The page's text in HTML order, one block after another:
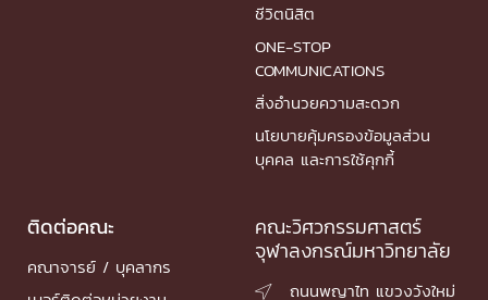
ชีวิตนิสิต
ONE-STOP
COMMUNICATIONS
สิ่งอำนวยความสะดวก
นโยบายคุ้มครองข้อมูลส่วน
บุคคล และการใช้คุกกี้
ติดต่อคณะ
คณาจารย์ / บุคลากร
คณะวิศวกรรมศาสตร์
จุฬาลงกรณ์มหาวิทยาลัย

ถนนพญาไท แขวงวังใหม่